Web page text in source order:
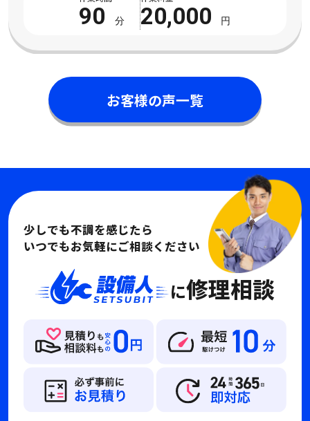
全く見られないチャンネルもあり困 […]
90 分 20,000 円
お客様の声一覧
少しでも不調を感じたら
いつでもお気軽にご相談ください
に修理相談